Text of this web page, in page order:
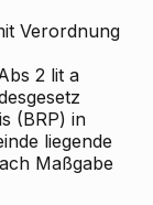
Verordnung
2 lit a
(BRP) in
liegende
Maßgabe